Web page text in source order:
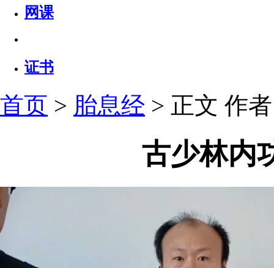
网课
证书
首页 > 胎息经 > 正文 作
古少林内